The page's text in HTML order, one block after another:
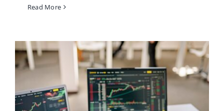
Read More